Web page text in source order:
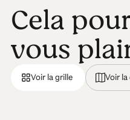
Cela
vous
Voir la grille Voir